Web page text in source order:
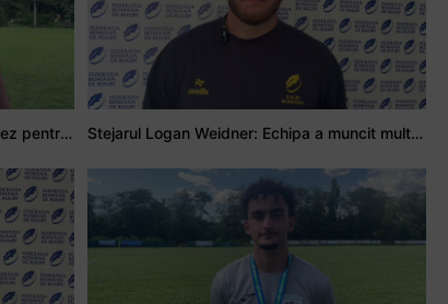
Adrian Țală: Visul meu este să debutez pentru România Stejarul Logan Weidner: Echipa a muncit mult, iar asta se va vedea în meciurile de la Nations Cup